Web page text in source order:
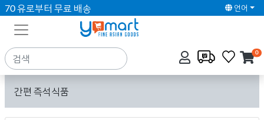
70 유로부터 무료 배송 언어
0
간편 즉석식품